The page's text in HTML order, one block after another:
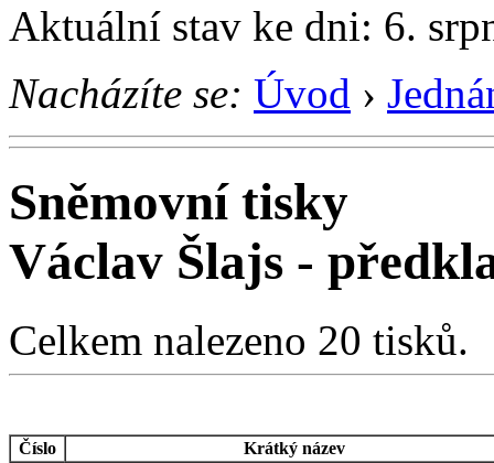
Aktuální stav ke dni: 6.
Nacházíte se: Úvod ›
Sněmovní tisky
Václav Šlajs -
Celkem nalezeno 20 tisků.
Číslo
Krátký název